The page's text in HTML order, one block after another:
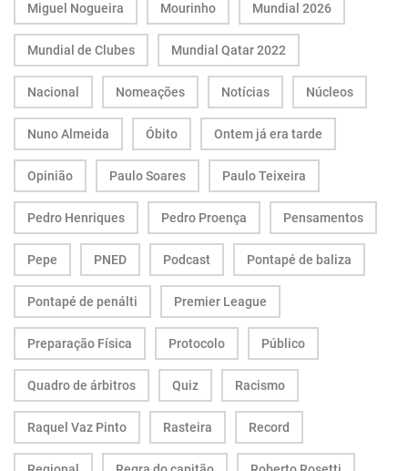
Miguel Nogueira Mourinho Mundial 2026
Mundial de Clubes Mundial Qatar 2022
Nacional Nomeações Notícias Núcleos
Nuno Almeida Óbito Ontem já era tarde
Opinião Paulo Soares Paulo Teixeira
Pedro Henriques Pedro Proença Pensamentos
Pepe PNED Podcast Pontapé de baliza
Pontapé de penálti Premier League
Preparação Física Protocolo Público
Quadro de árbitros Quiz Racismo
Raquel Vaz Pinto Rasteira Record